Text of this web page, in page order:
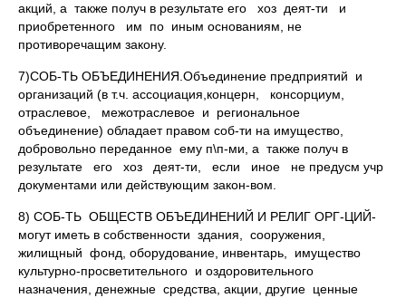
акций, а также получ в результате его хоз деят-ти и
приобретенного им по иным основаниям, не
противоречащим закону.
7)СОБ-ТЬ ОБЪЕДИНЕНИЯ.Объединение предприятий и
организаций (в т.ч. ассоциация,концерн, консорциум,
отраслевое, межотраслевое и региональное
объединение) обладает правом соб-ти на имущество,
добровольно переданное ему п\п-ми, а также получ в
результате его хоз деят-ти, если иное не предусм учр
документами или действующим закон-вом.
8) СОБ-ТЬ ОБЩЕСТВ ОБЪЕДИНЕНИЙ И РЕЛИГ ОРГ-ЦИЙ-
могут иметь в собственности здания, сооружения,
жилищный фонд, оборудование, инвентарь, имущество
культурно-просветительного и оздоровительного
назначения, денежные средства, акции, другие ценные